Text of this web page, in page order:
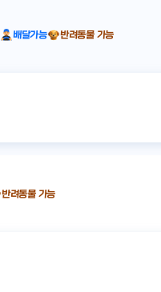
배달가능 반려동물 가능
반려동물 가능